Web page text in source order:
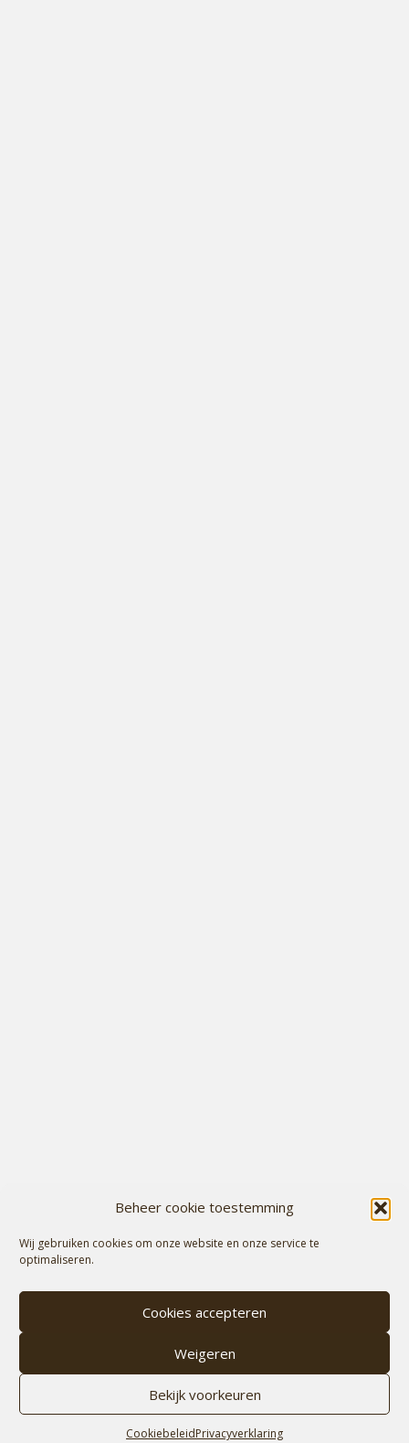
Beheer cookie toestemming
Wij gebruiken cookies om onze website en onze service te
optimaliseren.
Cookies accepteren
Weigeren
Bekijk voorkeuren
CookiebeleidPrivacyverklaring